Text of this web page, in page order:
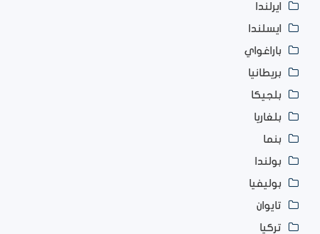
ايرلندا
ايسلندا
باراغواي
بريطانيا
بلجيكا
بلغاريا
بنما
بولندا
بوليفيا
تايوان
تركيا